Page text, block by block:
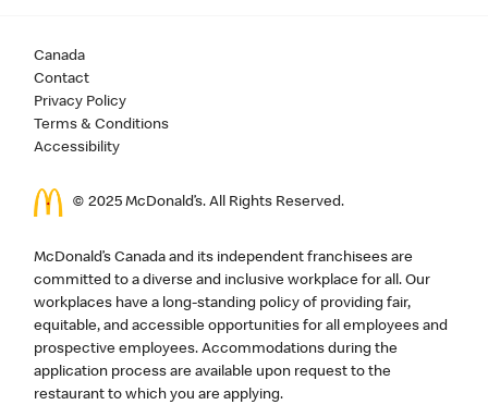
Canada
Contact
Privacy Policy
Terms & Conditions
Accessibility
© 2025 McDonald’s. All Rights Reserved.
McDonald’s Canada and its independent franchisees are
committed to a diverse and inclusive workplace for all. Our
workplaces have a long-standing policy of providing fair,
equitable, and accessible opportunities for all employees and
prospective employees. Accommodations during the
application process are available upon request to the
restaurant to which you are applying.